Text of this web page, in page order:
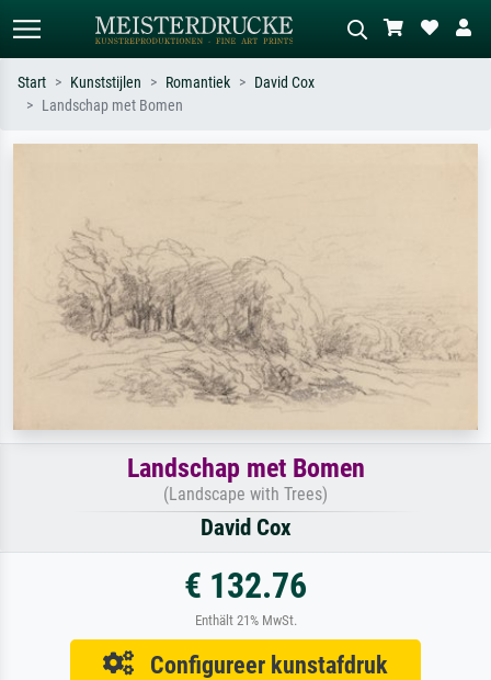
Start Kunststijlen Romantiek
David Cox
Landschap met Bomen
Landschap met Bomen
(Landscape with Trees)
David Cox
€ 132.76
Enthält 21% MwSt.
Configureer kunstafdruk